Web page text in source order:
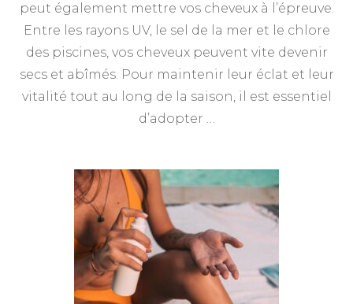
peut également mettre vos cheveux à l’épreuve.
Entre les rayons UV, le sel de la mer et le chlore
des piscines, vos cheveux peuvent vite devenir
secs et abîmés. Pour maintenir leur éclat et leur
vitalité tout au long de la saison, il est essentiel
d’adopter …